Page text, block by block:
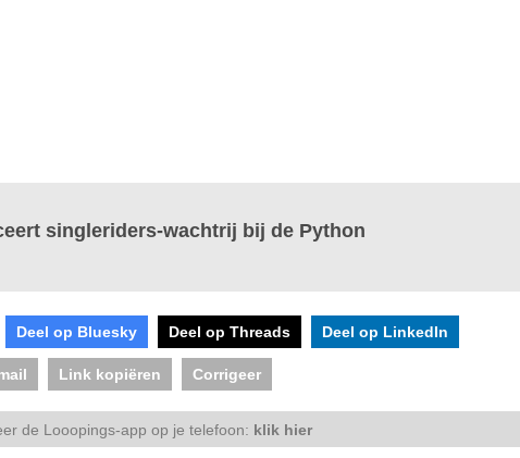
singleriders-wachtrij bij de Python
Deel op Bluesky Deel op Threads Deel op LinkedIn
Link kopiëren Corrigeer
de Looopings-app op je telefoon: klik hier